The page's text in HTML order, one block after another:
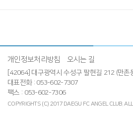
개인정보처리방침 오시는 길
[42064] 대구광역시 수성구 팔현길 212 (만촌
대표전화 : 053-602-7307
팩스 : 053-602-7306
COPYRIGHTS (C) 2017 DAEGU FC ANGEL CLUB.